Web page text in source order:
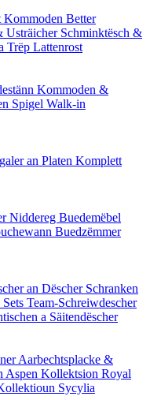
Kommoden Better
Usträicher Schminktësch &
Trëp Lattenrost
Kommoden &
Spigel Walk-in
an Platen Komplett
Niddereg Buedemëbel
Buedzëmmer
an Dëscher Schranken
Sets Team-Schreiwdescher
a Säitendëscher
Aarbechtsplacke &
Aspen Kollektsion Royal
Sycylia